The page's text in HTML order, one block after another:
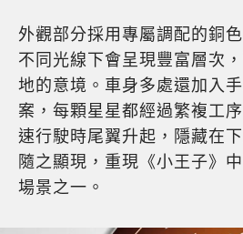
外觀部分採用專屬調配的銅
不同光線下會呈現豐富層次
地的意境。車身多處還加入
案，每顆星星都經過繁複工
速行駛時尾翼升起，隱藏在
隨之顯現，重現《小王子》
場景之一。